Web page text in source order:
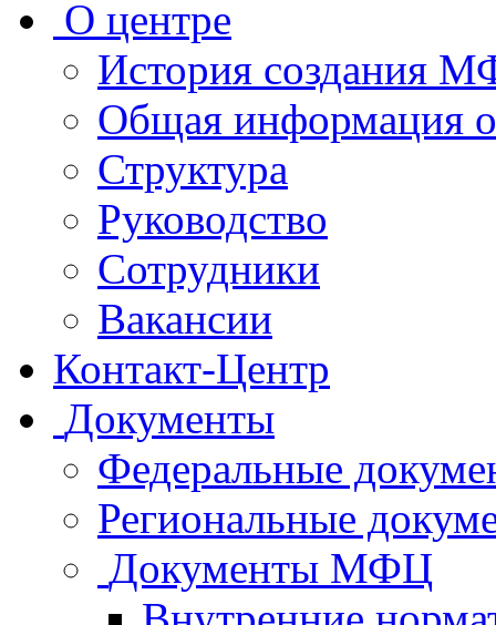
О центре
История создания
Общая
Структура
Руководство
Сотрудники
Вакансии
Контакт-Центр
Документы
Федеральные
Региональные
Документы МФЦ